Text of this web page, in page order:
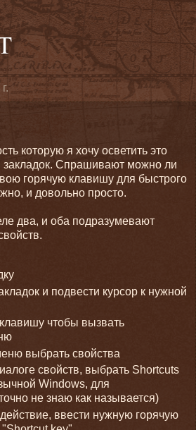
которую я хочу осветить это
закладок. Спрашивают можно ли
горячую клавишу для быстрого
и довольно просто.
два, и оба подразумевают
и подвести курсор к нужной
чтобы вызвать
выбрать свойства
свойств, выбрать Shortcuts
Windows, для
не знаю как называется)
ввести нужную горячую